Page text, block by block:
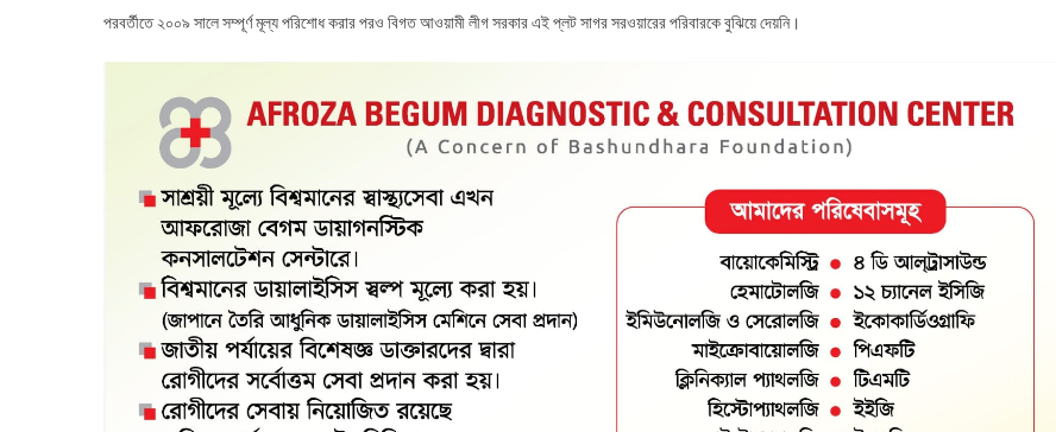
পরবর্তীতে ২০০৯ সালে সম্পূর্ণ মূল্য পরিশোধ করার পরও বিগত আওয়ামী লীগ সরকার এই প্লট সাগর সরওয়ারের পরিবারকে বুঝিয়ে দেয়নি।